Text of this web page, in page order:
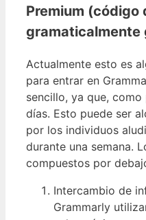
Premium (código
gramaticalmente
Actualmente esto es
para entrar en
sencillo, ya que,
días. Esto puede ser
por los individuos
durante una semana.
compuestos por
Intercambio de
Grammarly